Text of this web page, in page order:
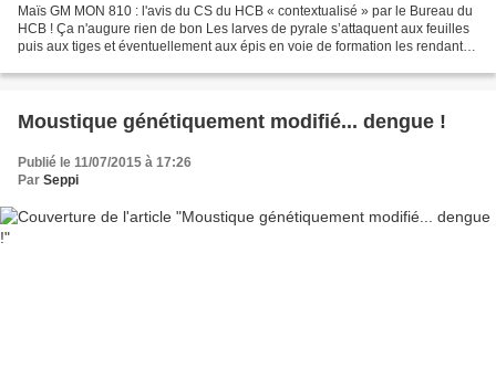
Maïs GM MON 810 : l'avis du CS du HCB « contextualisé » par le Bureau du
HCB ! Ça n'augure rien de bon Les larves de pyrale s’attaquent aux feuilles
puis aux tiges et éventuellement aux épis en voie de formation les rendant
Moustique génétiquement modifié... dengue !
Publié le 11/07/2015 à 17:26
Par Seppi